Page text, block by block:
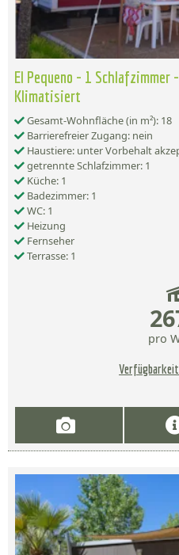
El Pequeno - 1 Schlafzimmer
Klimatisiert
Gesamt-Wohnfläche (in m²): 18
Barrierefreier Zugang: nein
Haustiere: unter Vorbehalt
getrennte Schlafzimmer: 1
Küche: 1
Badezimmer: 1
WC: 1
Heizung
Fernseher
Terrasse: 1
pro